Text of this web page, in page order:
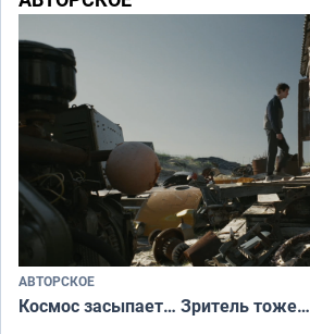
АВТОРСКОЕ
Космос засыпает… Зритель тоже…